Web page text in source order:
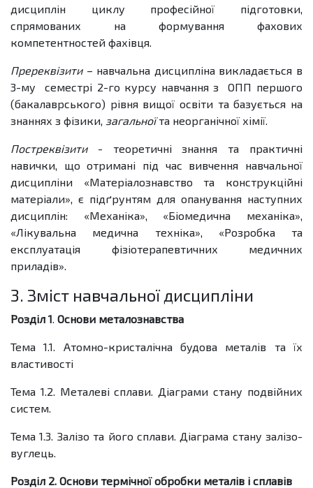
дисциплін циклу професійної підготовки,
спрямованих на формування фахових
компетентностей фахівця.
Пререквізити– навчальна дисципліна викладається в
3-му семестрі 2-го курсу навчання з ОПП першого
(бакалаврського) рівня вищої освіти та базується на
знаннях з фізики, загальної та неорганічної хімії.
Постреквізити- теоретичні знання та практичні
навички, що отримані під час вивчення навчальної
дисципліни «Матеріалознавство та конструкційні
матеріали», є підґрунтям для опанування наступних
дисциплін: «Механіка», «Біомедична механіка»,
«Лікувальна медична техніка», «Розробка та
експлуатація фізіотерапевтичних медичних
приладів».
3. Зміст навчальної дисципліни
Розділ 1. Основи металознавства
Тема 1.1. Атомно-кристалічна будова металів та їх
властивості
Тема 1.2. Металеві сплави. Діаграми стану подвійних
систем.
Тема 1.3. Залізо та його сплави. Діаграма стану залізо-
вуглець.
Розділ 2. Основи термічної обробки металів і сплавів